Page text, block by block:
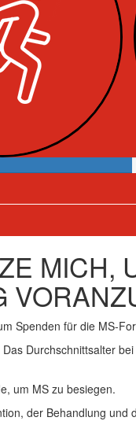
MICH,
Spenden für die MS-
Durchschnittsalter
um MS zu besiegen.
der Behandlung